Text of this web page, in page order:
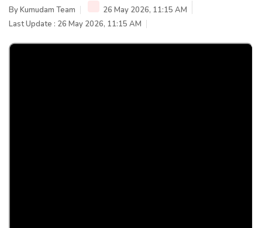
ByKumudam Team
26 May 2026, 11:15 AM
Last Update : 26 May 2026, 11:15 AM